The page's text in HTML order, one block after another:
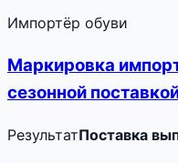
Импортёр обуви
Маркировка
сезонной
РезультатПоставка